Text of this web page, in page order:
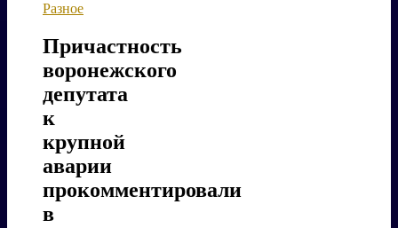
Разное
Причастность
воронежского
депутата
к
крупной
аварии
прокомментировали
в